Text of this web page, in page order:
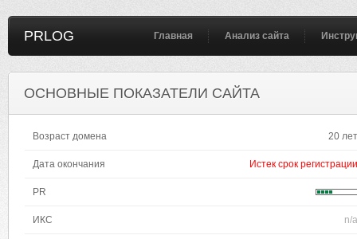
PRLOG Главная Анализ сайта
ОСНОВНЫЕ ПОКАЗАТЕЛИ САЙТА
Возраст домена 20 лет
Дата окончания Истек срок регистрации
PR
ИКС n/a